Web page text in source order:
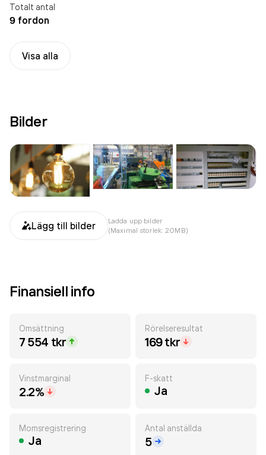
Totalt antal
9 fordon
Visa alla
Bilder
Lägg till bilder
Ladda upp bilder
(Maximal storlek: 20MB)
Finansiell info
Omsättning
7 554 tkr
Rörelseresultat
169 tkr
Vinstmarginal
2.2%
F-skatt
Ja
Momsregistrering
Ja
Antal anställda
5